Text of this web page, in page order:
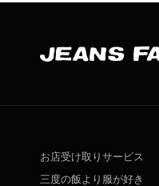
お店受け取りサービス
三度の飯より服が好き